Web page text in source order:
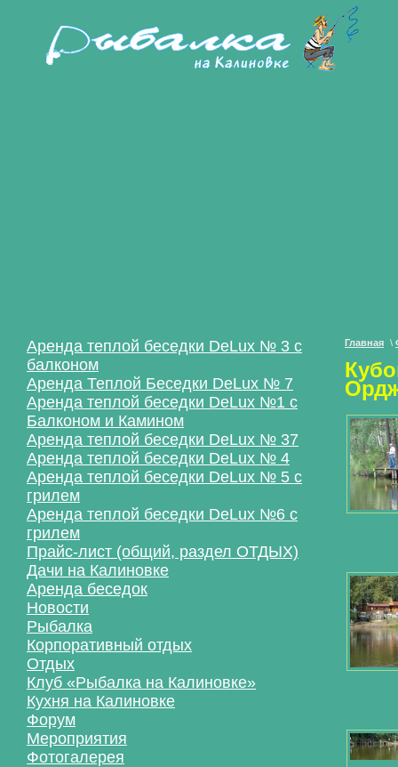
Аренда теплой беседки DeLux № 3 с
балконом
Аренда Теплой Беседки DeLux № 7
Аренда теплой беседки DeLux №1 с
Балконом и Камином
Аренда теплой беседки DeLux № 37
Аренда теплой беседки DeLux № 4
Аренда теплой беседки DeLux № 5 с
грилем
Аренда теплой беседки DeLux №6 с
грилем
Прайс-лист (общий, раздел ОТДЫХ)
Дачи на Калиновке
Аренда беседок
Новости
Рыбалка
Корпоративный отдых
Отдых
Клуб «Рыбалка на Калиновке»
Кухня на Калиновке
Форум
Мероприятия
Фотогалерея
Главная \